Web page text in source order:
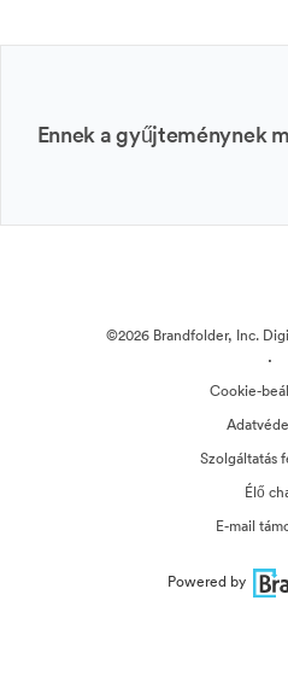
Ennek a gyűjteménynek
©2026 Brandfolder, Inc.
·
Cookie-
Szolgáltatás
Élő
E-mail
Powered by